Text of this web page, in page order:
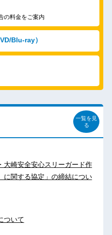
の料金をご案内
Blu-ray）
一覧を見
る
大崎安全安心スリーガード作
に関する協定」の締結につい
ついて